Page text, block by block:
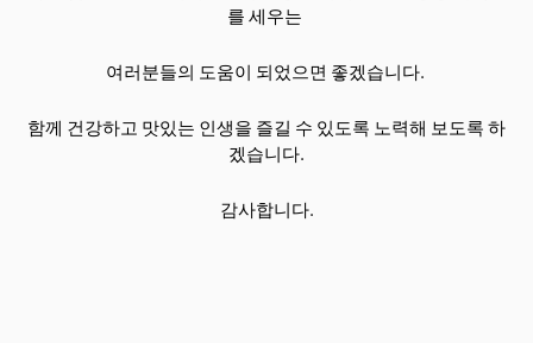
를 세우는
여러분들의 도움이 되었으면 좋겠습니다.
함께 건강하고 맛있는 인생을 즐길 수 있도록 노력해 보도록 하
겠습니다.
감사합니다.